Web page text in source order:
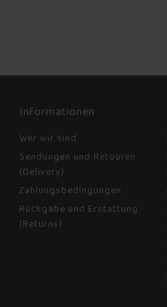
Informationen
Wer wir sind
Sendungen und Retouren
(Delivery)
Zahlungsbedingungen
Rückgabe und Erstattung
(Returns)